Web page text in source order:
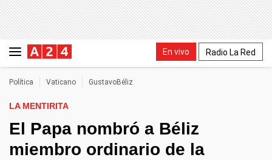
En vivo Radio La Red
Política Vaticano GustavoBéliz
LA MENTIRITA
El Papa nombró a Béliz
miembro ordinario de la